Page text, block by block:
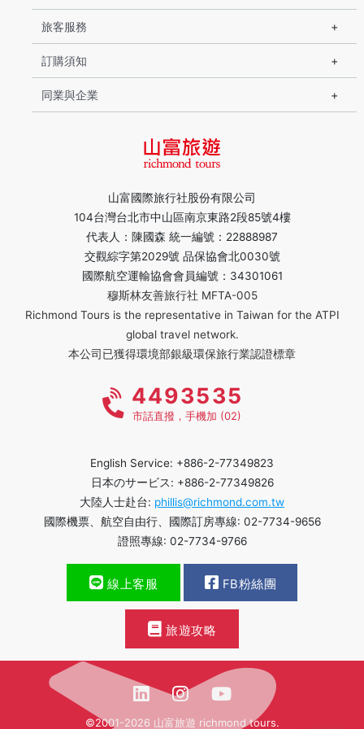
山富國際旅行社股份有限公司
104台灣台北市中山區南京東路2段85號4樓
代表人：陳國森 統一編號：22888987
交觀綜字第2029號 品保協會北0030號
國際航空運輸協會會員編號：34301061
穆斯林友善旅行社 MFTA-005
Richmond Tours is the representative in Taiwan for the ATPI
global travel network.
本公司已獲得環境部銀級環保旅行業認證標章
旅客服務
訂購須知
同業與企業
4493535
市話直撥，手機加 (02)
English Service: +886-2-77349823
日本のサービス: +886-2-77349826
大陸人士赴台: phillis@richmond.com.tw
國際機票、航空自由行、國際訂房專線: 02-7734-9656
證照專線: 02-7734-9766
線上客服 FB粉絲團
旅遊攻略
©2001-2026 山富旅遊 richmond tours.